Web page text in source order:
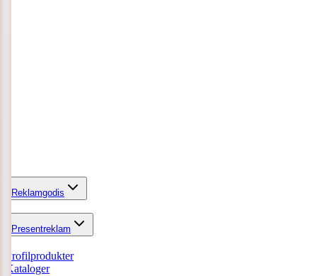
Reklamgodis
Presentreklam
Profilprodukter
Kataloger